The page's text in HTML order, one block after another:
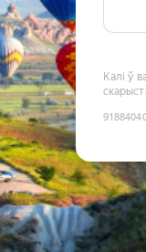
Калі ў